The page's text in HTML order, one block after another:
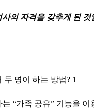
의 자격을 갖추게 된 것
명이 하는 방법? 1
“가족 공유” 기능을